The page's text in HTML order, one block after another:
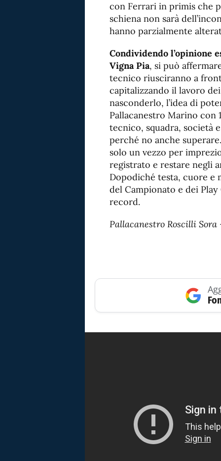
con Ferrari in primis che
schiena non sarà
hanno parzialmente
Condividendo l’opinione
Vigna Pia, si può
tecnico riusciranno a
capitalizzando il lavoro
nasconderlo, l’idea di
Pallacanestro Marino con
tecnico, squadra, società
perché no anche
solo un vezzo per
registrato e restare negli
Dopodiché testa, cuore
del Campionato e dei
record.
Pallacanestro Roscilli